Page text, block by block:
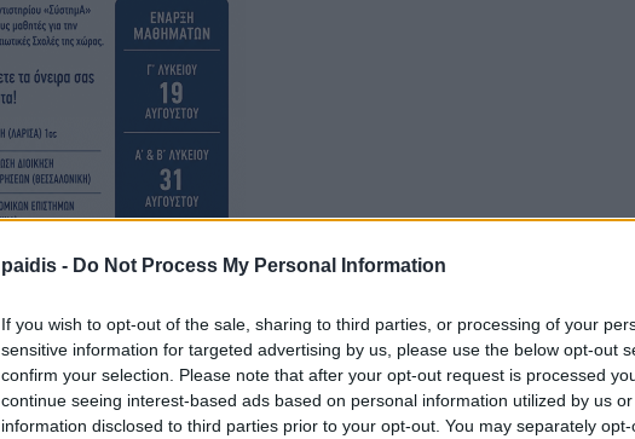
paidis - Do Not Process My Personal Information
If you wish to opt-out of the sale, sharing to third parties, or processing of your
sensitive information for targeted advertising by us, please use the below opt-out
confirm your selection. Please note that after your opt-out request is processed
continue seeing interest-based ads based on personal information utilized by us
information disclosed to third parties prior to your opt-out. You may separately